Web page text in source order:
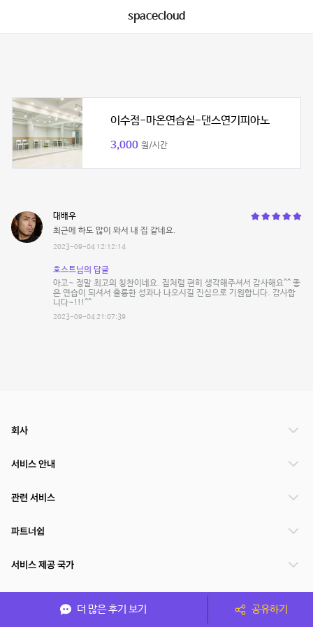
spacecloud
이수점-마온연습실-댄스연기피아노
3,000 원/시간
대배우
최근에 하도 많이 와서 내 집 같네요.
2023-09-04 12:12:14
호스트님의 답글
아고~ 정말 최고의 칭찬이네요. 집처럼 편히 생각해주셔서 감사해요^^ 좋
은 연습이 되셔서 훌륭한 성과나 나오시길 진심으로 기원합니다. 감사합
니다~!!!^^
2023-09-04 21:07:39
더 많은 후기 보기 공유하기
회사
서비스 안내
관련 서비스
파트너쉽
서비스 제공 국가
(주)NSPACE 사업자정보